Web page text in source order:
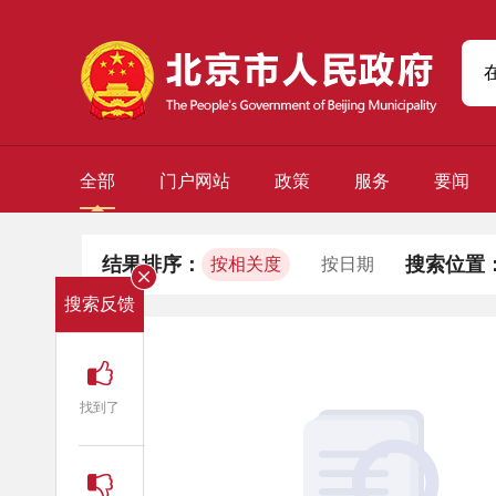
全部 门户网站 政策 服务 要闻
结果排序： 按相关度 按日期 搜索位置
搜索反馈
找到了